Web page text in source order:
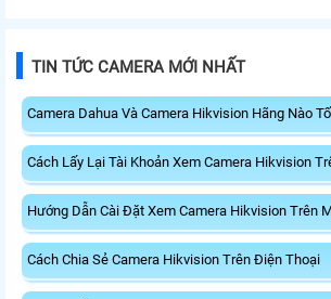
TIN TỨC CAMERA MỚI NHẤT
Camera Dahua Và Camera Hikvision Hãng Nào
Cách Lấy Lại Tài Khoản Xem Camera Hikvision
Hướng Dẫn Cài Đặt Xem Camera Hikvision Trên
Cách Chia Sẻ Camera Hikvision Trên Điện Thoại